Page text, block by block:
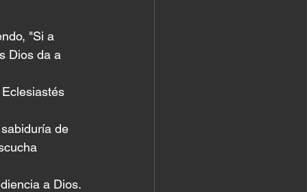
"Si a
Dios da a
de
a Dios.